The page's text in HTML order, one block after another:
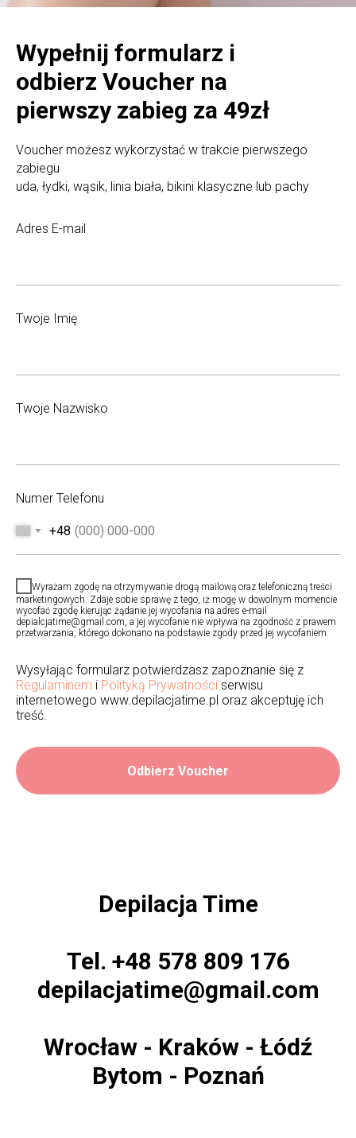
Wypełnij formularz i
odbierz Voucher na
pierwszy zabieg za 49zł
Voucher możesz wykorzystać w trakcie pierwszego
zabiegu
uda, łydki, wąsik, linia biała, bikini klasyczne lub pachy
Adres E-mail
Twoje Imię
Twoje Nazwisko
Numer Telefonu
+48
Wyrażam zgodę na otrzymywanie drogą mailową oraz telefoniczną treści
marketingowych. Zdaje sobie sprawę z tego, iż mogę w dowolnym momencie
wycofać zgodę kierując żądanie jej wycofania na adres e-mail
depialcjatime@gmail.com, a jej wycofanie nie wpływa na zgodność z prawem
przetwarzania, którego dokonano na podstawie zgody przed jej wycofaniem.
Wysyłając formularz potwierdzasz zapoznanie się z
Regulaminem i Polityką Prywatności serwisu
internetowego www.depilacjatime.pl oraz akceptuję ich
treść.
Odbierz Voucher
Depilacja Time
Tel. +48 578 809 176
depilacjatime@gmail.com
Wrocław - Kraków - Łódź
Bytom - Poznań